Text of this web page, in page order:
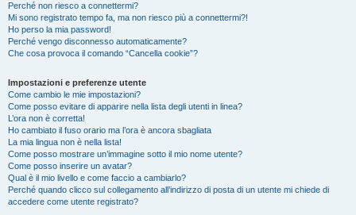
Perché non riesco a connettermi?
Mi sono registrato tempo fa, ma non riesco più a connettermi?!
Ho perso la mia password!
Perché vengo disconnesso automaticamente?
Che cosa provoca il comando “Cancella cookie”?
Impostazioni e preferenze utente
Come cambio le mie impostazioni?
Come posso evitare di apparire nella lista degli utenti in linea?
L’ora non è corretta!
Ho cambiato il fuso orario ma l’ora è ancora sbagliata
La mia lingua non è nella lista!
Come posso mostrare un’immagine sotto il mio nome utente?
Come posso inserire un avatar?
Qual è il mio livello e come faccio a cambiarlo?
Perché quando clicco sul collegamento all’indirizzo di posta di un utente mi chiede di
accedere come utente registrato?